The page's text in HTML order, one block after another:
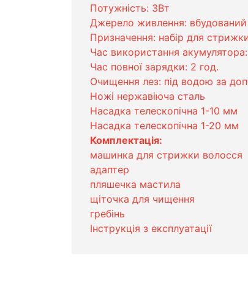
Потужність: 3Вт
Джерело живлення:
Призначення: набір для
Час використання
Час повної зарядки: 2 год.
Очищення лез: під водою за
Ножі нержавіюча сталь
Насадка телескопічна 1-10 мм
Насадка телескопічна 1-20 мм
Комплектація:
машинка для стрижки волосся
адаптер
пляшечка мастила
щіточка для чищення
гребінь
Інструкція з експлуатації